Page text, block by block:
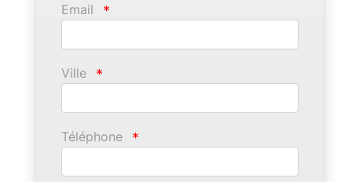
Email *
Ville *
Téléphone *